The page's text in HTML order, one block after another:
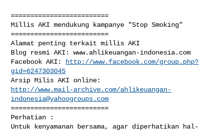
=========================
Millis AKI mendukung kampanye "Stop Smoking"
=========================
Alamat penting terkait millis AKI
Blog resmi AKI: www.ahlikeuangan-indonesia.com
Facebook AKI:
http://www.facebook.com/group.php?
gid=6247303045
http://www.mail-archive.com/ahlikeuangan-
indonesia@yahoogroups.com
=========================
Perhatian :
Untuk kenyamanan bersama, agar diperhatikan hal-